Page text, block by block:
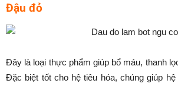
Đậu đỏ
Đây là loại thực phẩm giúp bổ máu, thanh
Đặc biệt tốt cho hệ tiêu hóa, chúng giúp